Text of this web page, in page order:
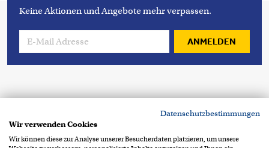
Keine Aktionen und Angebote mehr verpassen.
ANMELDEN
D-82538 Geretsried
Datenschutzbestimmungen
Wir verwenden Cookies
Wir können diese zur Analyse unserer Besucherdaten platzieren, um unsere